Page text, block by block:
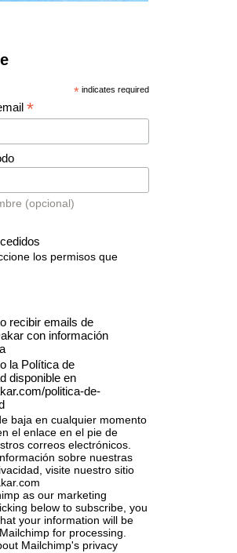
* indicates required
*
(opcional)
los permisos que
recibir emails de
con información
la Política de
disponible en
politica-de-
baja en cualquier momento
el enlace en el pie de
correos electrónicos.
sobre nuestras
visite nuestro sitio
as our marketing
below to subscribe, you
your information will be
for processing.
Mailchimp's privacy